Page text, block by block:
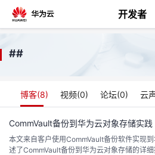
开发者
回
个
##
博客(8) 视频(0) 论坛(0) 云
CommVault备份到华为云对象存储实践
本文来自客户使用CommVault备份软件实现
述了CommVault备份到华为云对象存储的详细